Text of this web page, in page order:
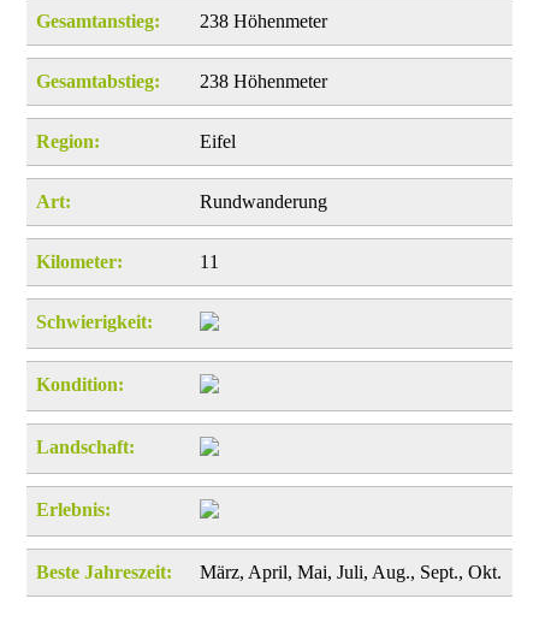
Gesamtanstieg: 238 Höhenmeter
Gesamtabstieg: 238 Höhenmeter
Region: Eifel
Art: Rundwanderung
Kilometer: 11
Schwierigkeit:
Kondition:
Landschaft:
Erlebnis:
Beste Jahreszeit: März, April, Mai, Juli, Aug., Sept., Okt.